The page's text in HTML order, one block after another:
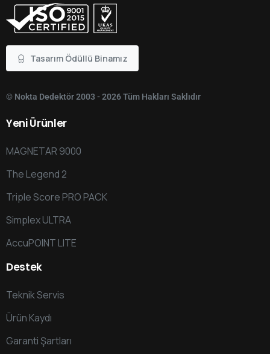
Tasarım Ödüllü Binamız
© Nokta Dedektör 2003 - 2026 Tüm Hakları Saklıdır
YeniÜrünler
MAGNETAR 9000
The Legend 2
Triple Score PRO PACK
Simplex ULTRA
AccuPOINT LITE
Destek
Teknik Servis
Ürün Kaydı
Garanti Şartları